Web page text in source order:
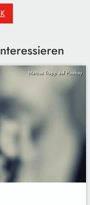
Marcus Trapp auf Pixabay